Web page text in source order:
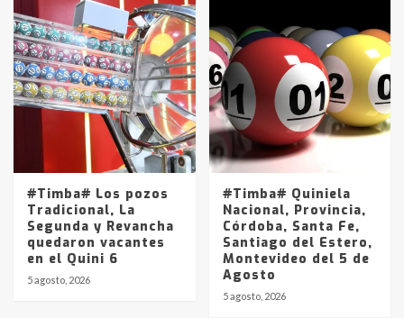
#Timba# Los pozos
Tradicional, La
Segunda y Revancha
quedaron vacantes
en el Quini 6
5 agosto, 2026
#Timba# Quiniela
Nacional, Provincia,
Córdoba, Santa Fe,
Santiago del Estero,
Montevideo del 5 de
Agosto
5 agosto, 2026